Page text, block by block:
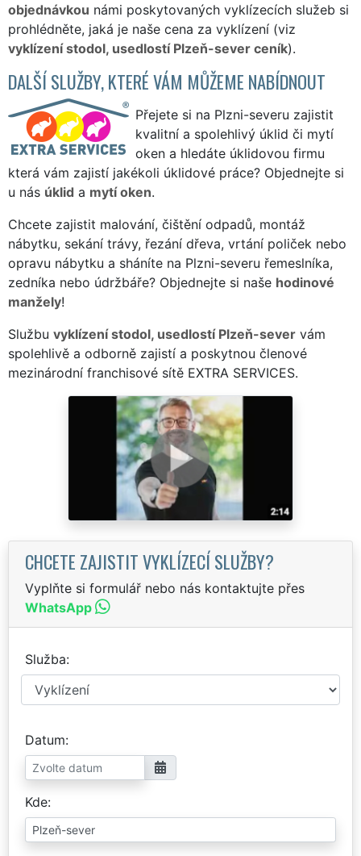
objednávkou námi poskytovaných vyklízecích služeb si
prohlédněte, jaká je naše cena za vyklízení (viz
vyklízení stodol, usedlostí Plzeň-sever ceník).
DALŠÍ SLUŽBY, KTERÉ VÁM MŮŽEME NABÍDNOUT
Přejete si na Plzni-severu zajistit
kvalitní a spolehlivý úklid či mytí
oken a hledáte úklidovou firmu
která vám zajistí jakékoli úklidové práce? Objednejte si
u nás úklid a mytí oken.
Chcete zajistit malování, čištění odpadů, montáž
nábytku, sekání trávy, řezání dřeva, vrtání poliček nebo
opravu nábytku a sháníte na Plzni-severu řemeslníka,
zedníka nebo údržbáře? Objednejte si naše hodinové
manžely!
Službu vyklízení stodol, usedlostí Plzeň-sever vám
spolehlivě a odborně zajistí a poskytnou členové
mezinárodní franchisové sítě EXTRA SERVICES.
CHCETE ZAJISTIT VYKLÍZECÍ SLUŽBY?
Vyplňte si formulář nebo nás kontaktujte přes
WhatsApp
Služba
Datum
Kde